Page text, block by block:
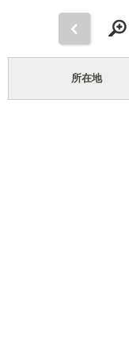
所在地